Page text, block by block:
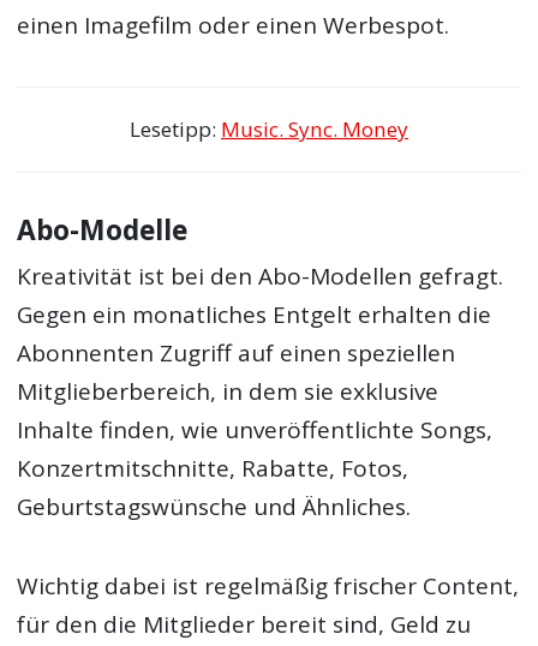
einen Imagefilm oder einen Werbespot.
Lesetipp: Music. Sync. Money
Abo-Modelle
Kreativität ist bei den Abo-Modellen gefragt.
Gegen ein monatliches Entgelt erhalten die
Abonnenten Zugriff auf einen speziellen
Mitglieberbereich, in dem sie exklusive
Inhalte finden, wie unveröffentlichte Songs,
Konzertmitschnitte, Rabatte, Fotos,
Geburtstagswünsche und Ähnliches.
Wichtig dabei ist regelmäßig frischer Content,
für den die Mitglieder bereit sind, Geld zu